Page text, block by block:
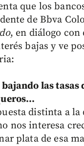
que los
de Bbva
, en diálogo
bajas y ve
las
distinta a
nos interesa
plata de esa